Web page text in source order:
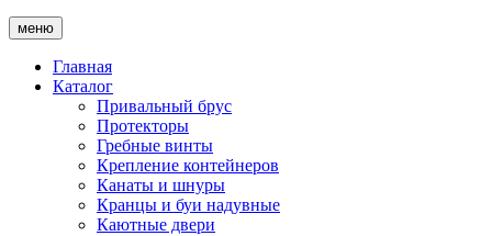
меню
Главная
Каталог
Привальный брус
Протекторы
Гребные винты
Крепление контейнеров
Канаты и шнуры
Кранцы и буи надувные
Каютные двери